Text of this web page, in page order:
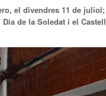
el divendres 11 de juliol;
de la Soledat i el Castell